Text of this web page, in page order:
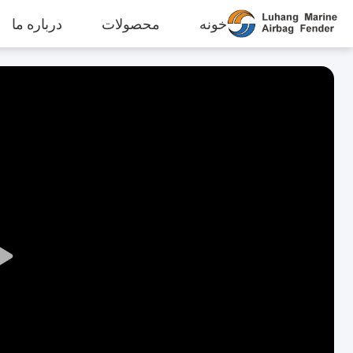
خونه محصولات درباره ما